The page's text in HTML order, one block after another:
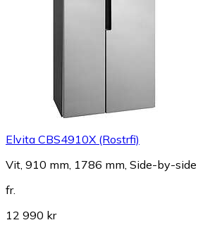
Elvita CBS4910X (Rostrfi)
Vit, 910 mm, 1786 mm, Side-by-side
fr.
12 990 kr